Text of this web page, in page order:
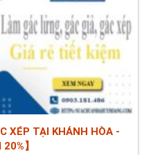
XÉP TẠI KHÁNH HÒA -
】